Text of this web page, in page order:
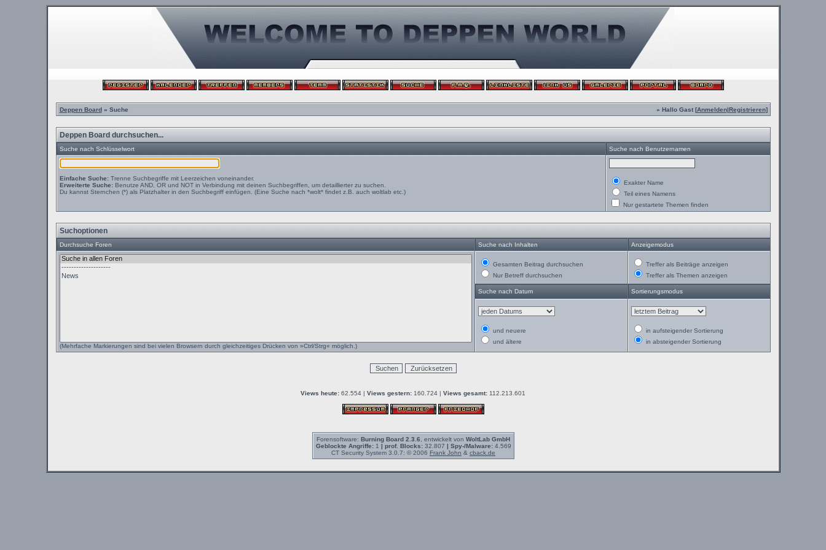
Deppen Board» Suche » Hallo Gast [Anmelden|Registrieren]
Deppen Board durchsuchen...
Suche nach Schlüsselwort Suche nach Benutzernamen
Einfache Suche:Trenne Suchbegriffe mit Leerzeichen voneinander.
Erweiterte Suche:Benutze AND, OR und NOT in Verbindung mit deinen Suchbegriffen, um detaillierter zu suchen.
Du kannst Sternchen (*) als Platzhalter in den Suchbegriff einfügen. (Eine Suche nach *wolt* findet z.B. auch woltlab etc.)
Exakter Name
Teil eines Namens
Nur gestartete Themen finden
Suchoptionen
Durchsuche Foren Suche nach Inhalten Anzeigemodus
(Mehrfache Markierungen sind bei vielen Browsern durch gleichzeitiges Drücken von »Ctrl/Strg« möglich.)
Gesamten Beitrag durchsuchen
Nur Betreff durchsuchen
Treffer als Beiträge anzeigen
Treffer als Themen anzeigen
Suche nach Datum Sortierungsmodus
und neuere
und ältere
in aufsteigender Sortierung
in absteigender Sortierung
Views heute: 62.554 | Views gestern: 160.724 | Views gesamt: 112.213.601
Forensoftware: Burning Board 2.3.6 , entwickelt von WoltLab GmbH
Geblockte Angriffe:1 | prof. Blocks:32.807 | Spy-/Malware:4.569
CT Security System 3.0.7: © 2006 Frank John & cback.de